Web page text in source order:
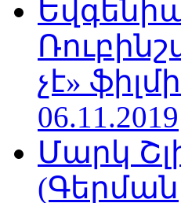
չէ»
06.11.2019
Մարկ